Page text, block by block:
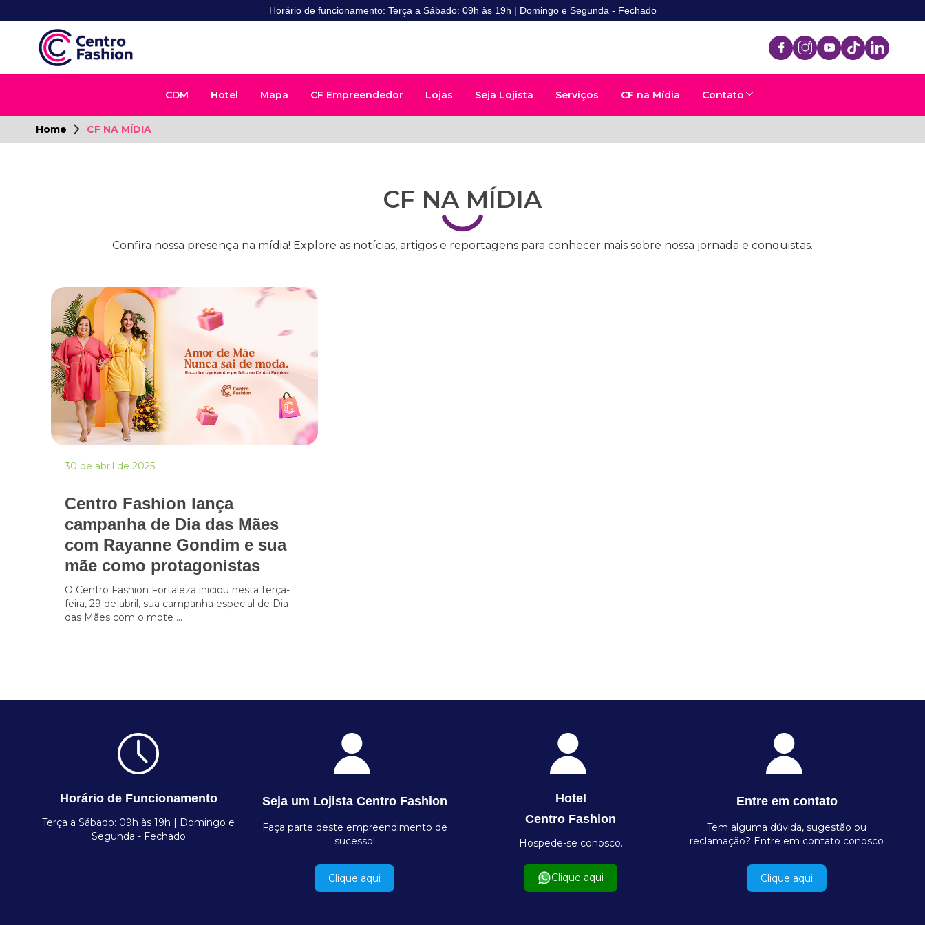
Horário de funcionamento: Terça a Sábado: 09h às 19h | Domingo e Segunda - Fechado
CDM Hotel Mapa CF Empreendedor Lojas Seja Lojista Serviços CF na Mídia Contato
Home CF NA MÍDIA
CF NA MÍDIA
Confira nossa presença na mídia! Explore as notícias, artigos e reportagens para conhecer mais sobre nossa jornada e conquistas.
30 de abril de 2025
Centro Fashion lança
campanha de Dia das Mães
com Rayanne Gondim e sua
mãe como protagonistas
O Centro Fashion Fortaleza iniciou nesta terça-
feira, 29 de abril, sua campanha especial de Dia
das Mães com o mote ...
Horário de Funcionamento
Terça a Sábado: 09h às 19h | Domingo e
Segunda - Fechado
Seja um Lojista Centro Fashion
Faça parte deste empreendimento de
sucesso!
Clique aqui
Hotel
Centro Fashion
Hospede-se conosco.
Clique aqui
Entre em contato
Tem alguma dúvida, sugestão ou
reclamação? Entre em contato conosco
Clique aqui